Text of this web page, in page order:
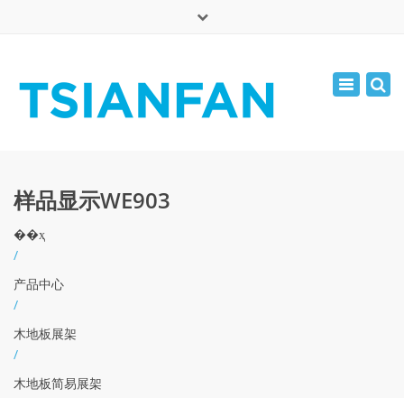
周一 - 周六: 7:00 - 17:00
Toggle
样品显示WE903
��ҳ
/
产品中心
/
木地板展架
/
木地板简易展架